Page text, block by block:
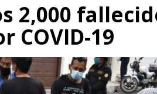
2,000
COVID-19